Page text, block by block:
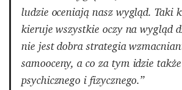
ludzie oceniają nasz wygląd. Taki
kieruje wszystkie oczy na wygląd
nie jest dobra strategia
samooceny, a co za tym idzie
psychicznego i fizycznego.”